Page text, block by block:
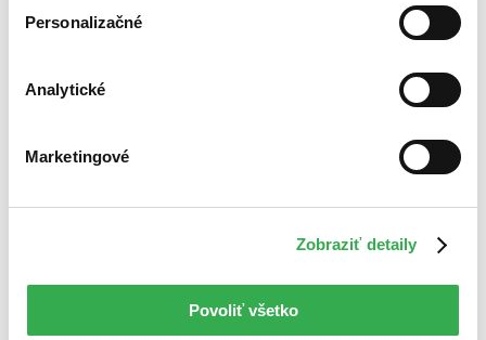
Personalizačné
Analytické
Marketingové
Zobraziť detaily
Povoliť všetko
Bestsellery
Top hodnotené
Najlacnejšie
Skúste prosím zmeniť vyhľadávaný výraz.